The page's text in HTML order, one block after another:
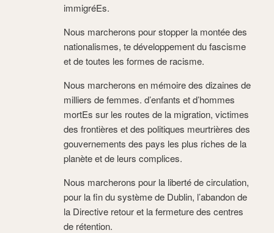
immigréEs.
Nous marcherons pour stopper la montée des
nationalismes, te développement du fascisme
et de toutes les formes de racisme.
Nous marcherons en mémoire des dizaines de
milliers de femmes. d’enfants et d’hommes
mortEs sur les routes de la migration, victimes
des frontières et des politiques meurtrières des
gouvernements des pays les plus riches de la
planète et de leurs complices.
Nous marcherons pour la liberté de circulation,
pour la fin du système de Dublin, l’abandon de
la Directive retour et la fermeture des centres
de rétention.